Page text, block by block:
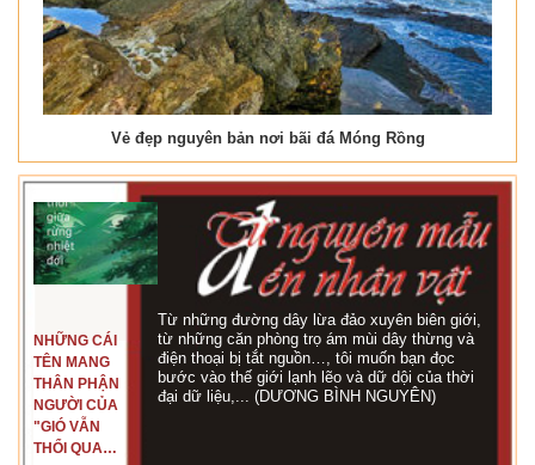
Vẻ đẹp nguyên bản nơi bãi đá Móng Rồng
NHỮNG CÁI
TÊN MANG
THÂN PHẬN
NGƯỜI CỦA
"GIÓ VẪN
THỔI QUA
Từ những đường dây lừa đảo xuyên biên giới,
từ những căn phòng trọ ám mùi dây thừng và
điện thoại bị tắt nguồn…, tôi muốn bạn đọc
bước vào thế giới lạnh lẽo và dữ dội của thời
đại dữ liệu,... (DƯƠNG BÌNH NGUYÊN)